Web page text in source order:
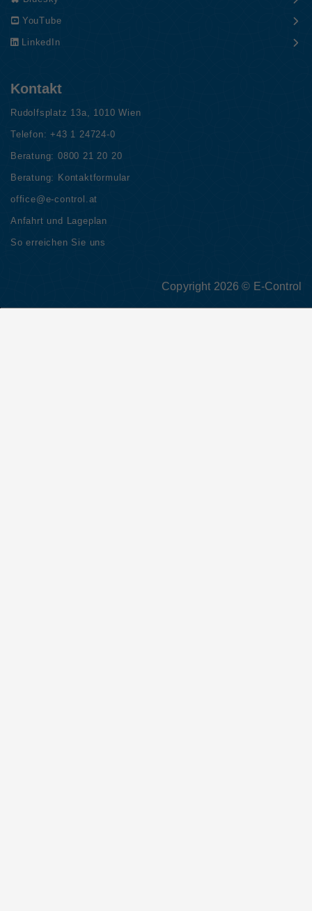
YouTube
LinkedIn
Kontakt
Rudolfsplatz 13a, 1010 Wien
Telefon:+43 1 24724-0
Beratung: 0800 21 20 20
Beratung: Kontaktformular
office@e-control.at
Anfahrt und Lageplan
So erreichen Sie uns
Copyright 2026 © E-Control